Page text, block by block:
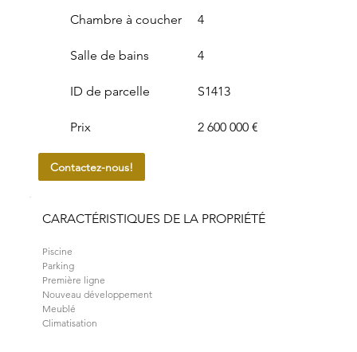
Chambre à coucher
Salle de bains
4
4
ID de parcelle
Prix
S1413
2 600 000 €
Contactez-nous!
CARACTÉRISTIQUES DE LA PROPRIÉTÉ
Piscine
Parking
Première ligne
Nouveau développement
Meublé
Climatisation